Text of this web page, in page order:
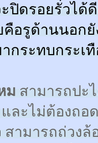
ปิดรอยรั่วได้
คือรูด้านนอก
ากระทบกระ
ม สามารถปะ
ละไม่ต้องถอ
สามารถถ่วง